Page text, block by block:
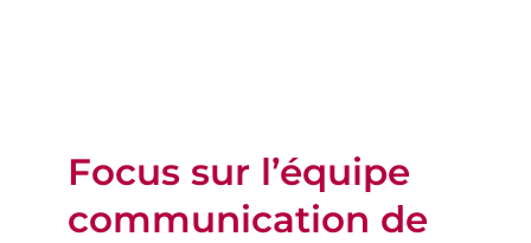
Focus sur l’équipe
communication de